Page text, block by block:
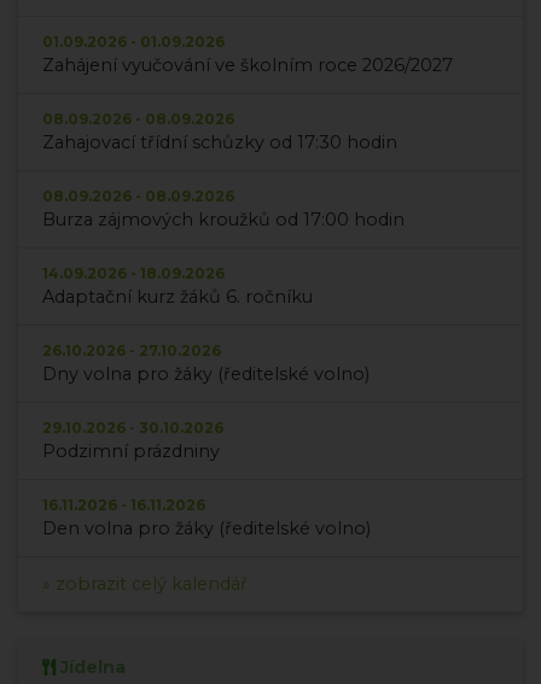
01.09.2026 - 01.09.2026
Zahájení vyučování ve školním roce 2026/2027
08.09.2026 - 08.09.2026
Zahajovací třídní schůzky od 17:30 hodin
08.09.2026 - 08.09.2026
Burza zájmových kroužků od 17:00 hodin
14.09.2026 - 18.09.2026
Adaptační kurz žáků 6. ročníku
26.10.2026 - 27.10.2026
Dny volna pro žáky (ředitelské volno)
29.10.2026 - 30.10.2026
Podzimní prázdniny
16.11.2026 - 16.11.2026
Den volna pro žáky (ředitelské volno)
» zobrazit celý kalendář
Jídelna